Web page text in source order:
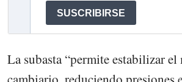
La subasta “permite estabilizar el